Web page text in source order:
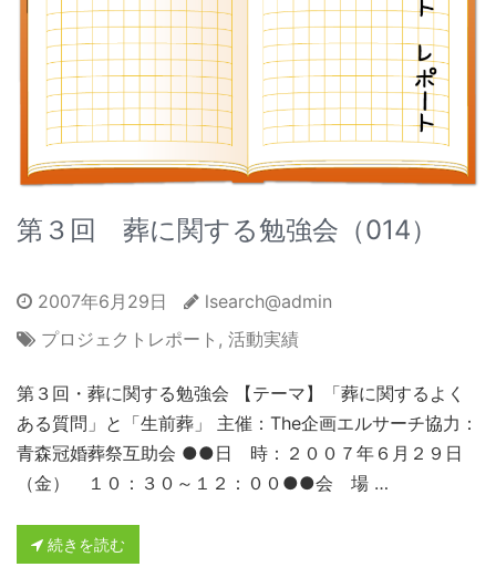
第３回 葬に関する勉強会（014）
2007年6月29日
lsearch@admin
プロジェクトレポート , 活動実績
第３回・葬に関する勉強会 【テーマ】「葬に関するよく
ある質問」と「生前葬」 主催：The企画エルサーチ協力：
青森冠婚葬祭互助会 ●●日 時：２００７年６月２９日
（金） １０：３０～１２：００●●会 場 …
続きを読む